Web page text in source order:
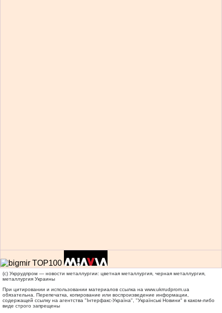
(c) Укррудпром — новости металлургии: цветная металлургия, черная металлургия,
металлургия Украины
При цитировании и использовании материалов ссылка на www.ukrrudprom.ua
обязательна. Перепечатка, копирование или воспроизведение информации,
содержащей ссылку на агентства "Iнтерфакс-Україна", "Українськi Новини" в каком-либо
виде строго запрещены